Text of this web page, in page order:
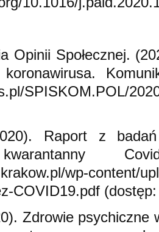
Opinii Społecznej.
koronawirusa.
SPISKOM.POL/
Raport z
wp-content/
COVID19.pdf
Zdrowie psychiczne